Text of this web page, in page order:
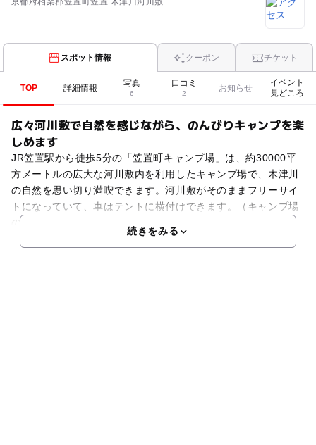
スポット情報 クーポン チケット
TOP 詳細情報 写真
6
口コミ
2
お知らせ
イベント
見どころ
広々河川敷で自然を感じながら、のんびりキャンプを楽
しめます
JR笠置駅から徒歩5分の「笠置町キャンプ場」は、約30000平
方メートルの広大な河川敷内を利用したキャンプ場で、木津川
の自然を思い切り満喫できます。河川敷がそのままフリーサイ
トになっていて、車はテントに横付けできます。（キャンプ場
の入口の道が狭いので注意。）炊事場、トイレなどの設
続きをみる